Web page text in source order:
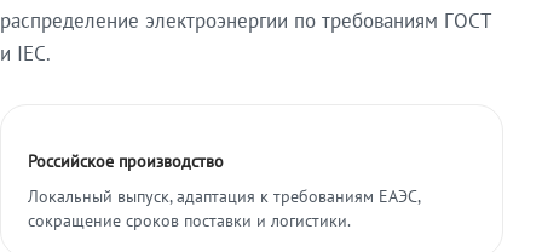
распределение электроэнергии по требованиям ГОСТ
и IEC.
Российское производство
Локальный выпуск, адаптация к требованиям ЕАЭС,
сокращение сроков поставки и логистики.